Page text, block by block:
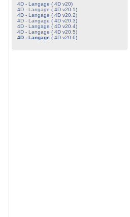
4D - Langage ( 4D v20)
4D - Langage ( 4D v20.1)
4D - Langage ( 4D v20.2)
4D - Langage ( 4D v20.3)
4D - Langage ( 4D v20.4)
4D - Langage ( 4D v20.5)
4D - Langage( 4D v20.6)